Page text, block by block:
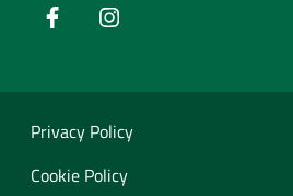
Privacy Policy
Cookie Policy